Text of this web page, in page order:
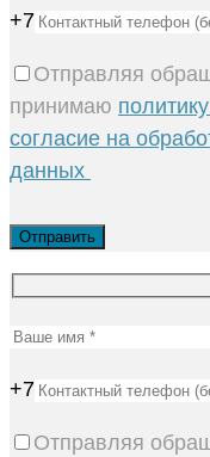
+7
Отправляя
принимаю
согласие на
данных
+7
Отправляя